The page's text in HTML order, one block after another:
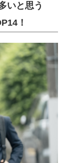
いと思う
！